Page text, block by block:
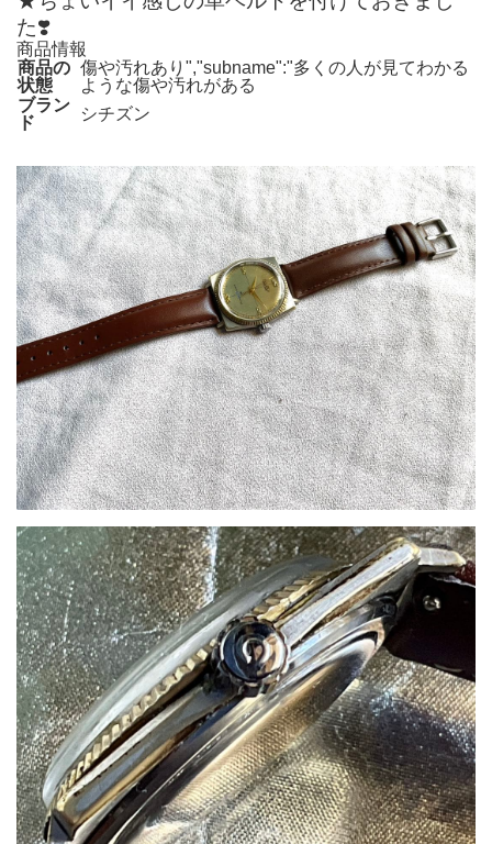
た❣️
商品情報
商品の
状態
傷や汚れあり","subname":"多くの人が見てわかる
ような傷や汚れがある
ブラン
ド
シチズン